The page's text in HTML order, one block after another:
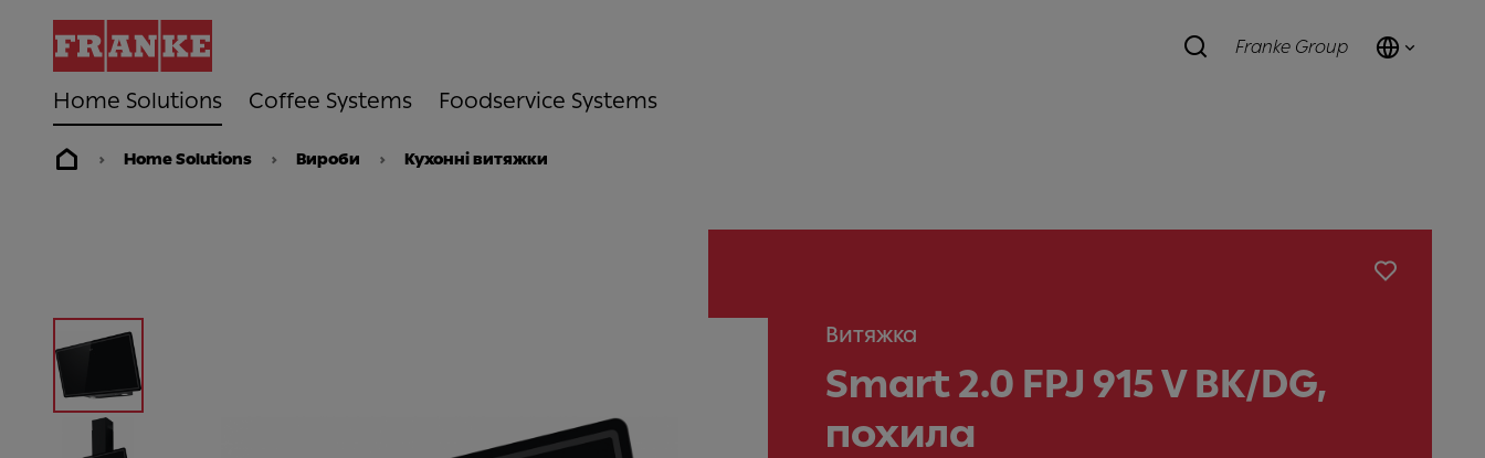
Home Solutions Coffee Systems Foodservice Systems
Franke Group
Home Solutions Вироби Кухонні витяжки
Витяжка
Smart 2.0 FPJ 915 V BK/DG,
похила